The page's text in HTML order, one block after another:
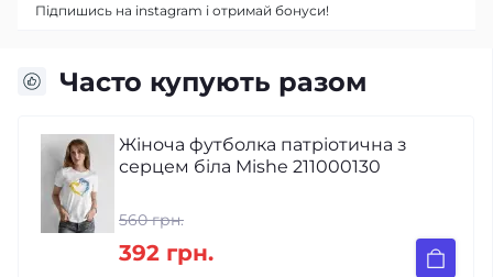
Часто купують разом
Жіноча футболка патріотична з
серцем біла Mishe 211000130
560 грн.
392 грн.
Підпишись на instagram і отримай бонуси!